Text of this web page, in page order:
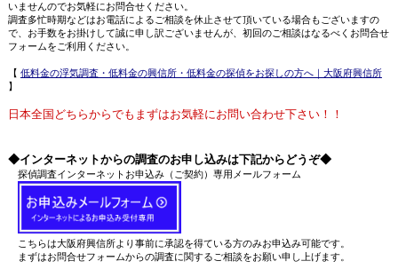
いませんのでお気軽にお問合せください。
調査多忙時期などはお電話によるご相談を休止させて頂いている場合もございますの
で、お手数をお掛けして誠に申し訳ございませんが、初回のご相談はなるべくお問合せ
フォームをご利用ください。
【 低料金の浮気調査・低料金の興信所・低料金の探偵をお探しの方へ｜大阪府興信所
】
日本全国どちらからでもまずはお気軽にお問い合わせ下さい！！
◆インターネットからの調査のお申し込みは下記からどうぞ◆
探偵調査インターネットお申込み（ご契約）専用メールフォーム
こちらは大阪府興信所より事前に承認を得ている方のみお申込み可能です。
まずはお問合せフォームからの調査に関するご相談をお願い申し上げます。